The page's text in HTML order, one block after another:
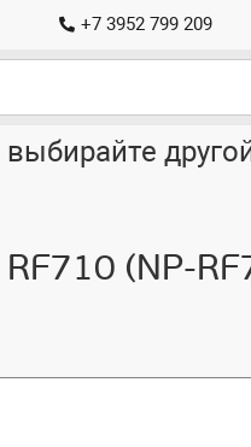
+7 3952 799 209
(NP-